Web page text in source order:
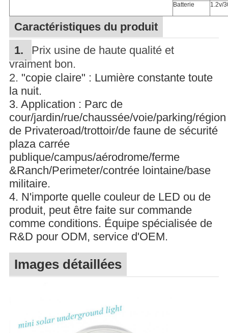
Batterie 1.2v/
Caractéristiques du produit
1.
Prix usine de haute qualité et
vraiment bon.
2. "copie claire" : Lumière constante toute
la nuit.
3. Application : Parc de
cour/jardin/rue/chaussée/voie/parking/région
de Privateroad/trottoir/de faune de sécurité
plaza carrée
publique/campus/aérodrome/ferme
&Ranch/Perimeter/contrée lointaine/base
militaire.
4. N'importe quelle couleur de LED ou de
produit, peut être faite sur commande
comme conditions. Équipe spécialisée de
R&D pour ODM, service d'OEM.
Images détaillées